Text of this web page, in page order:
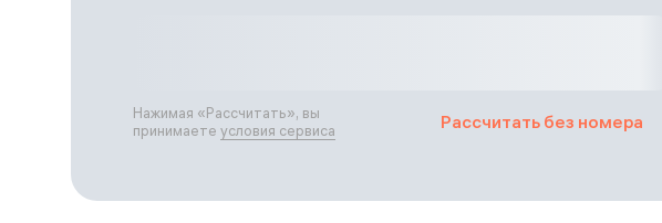
Рассчитать без номера
Нажимая «Рассчитать», вы
принимаете условия сервиса